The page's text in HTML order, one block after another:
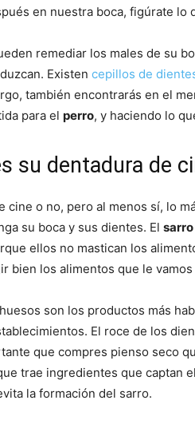
en nuestra boca, figúrate lo
remediar los males de su
Existen cepillos de
también encontrarás en el
para el perro, y haciendo lo
su dentadura de
cine o no, pero al menos sí, lo
su boca y sus dientes. El sarro
ellos no mastican los
bien los alimentos que le vamos
son los productos más
El roce de los
que compres pienso seco
trae ingredientes que captan
la formación del sarro.